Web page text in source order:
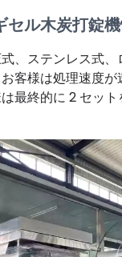
セル木炭打錠
、ステンレス式
客様は処理速度
最終的に 2 セット